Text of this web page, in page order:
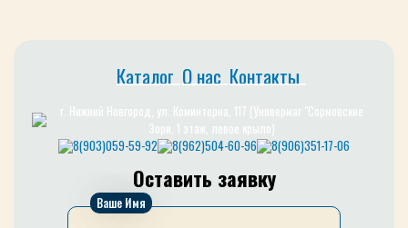
Каталог О нас Контакты
г. Нижний Новгород, ул. Коминтерна, 117 (Универмаг "Сормовские
Зори, 1 этаж, левое крыло)
8(903)059-59-92
8(962)504-60-96 8(906)351-17-06
Оставить заявку
Ваше Имя